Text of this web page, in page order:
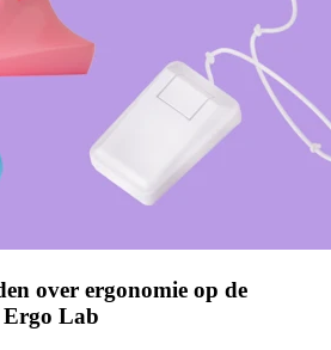
over ergonomie op de
Lab